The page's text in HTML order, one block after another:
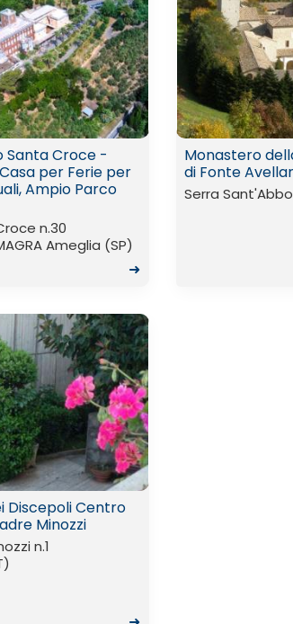
Santa Croce -
per Ferie per
Ampio Parco
n.30
Ameglia (SP)
➜
Monastero
di Fonte
Serra
Discepoli Centro
Minozzi
n.1